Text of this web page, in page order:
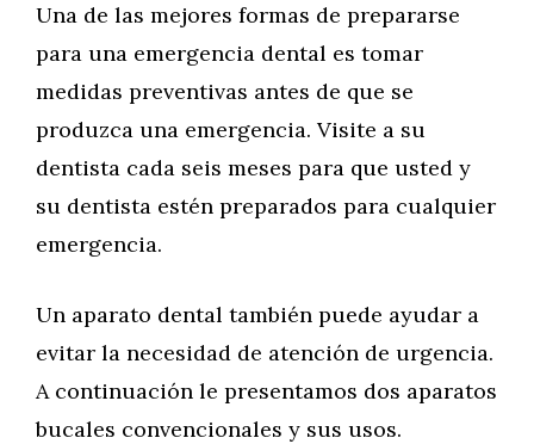
Una de las mejores formas de prepararse
para una emergencia dental es tomar
medidas preventivas antes de que se
produzca una emergencia. Visite a su
dentista cada seis meses para que usted y
su dentista estén preparados para cualquier
emergencia.
Un aparato dental también puede ayudar a
evitar la necesidad de atención de urgencia.
A continuación le presentamos dos aparatos
bucales convencionales y sus usos.